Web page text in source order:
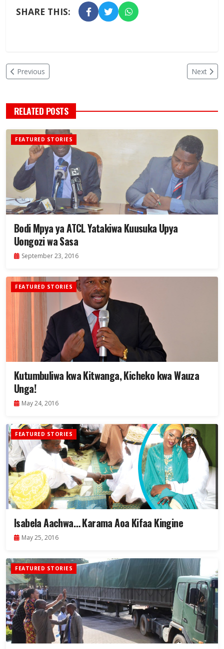
SHARE THIS:
Previous Next
RELATED POSTS
FEATURED STORIES
Bodi Mpya ya ATCL Yatakiwa Kuusuka Upya
Uongozi wa Sasa
September 23, 2016
FEATURED STORIES
Kutumbuliwa kwa Kitwanga, Kicheko kwa Wauza
Unga!
May 24, 2016
FEATURED STORIES
Isabela Aachwa… Karama Aoa Kifaa Kingine
May 25, 2016
FEATURED STORIES